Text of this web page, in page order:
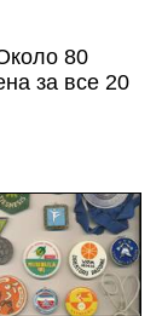
80
за все 20